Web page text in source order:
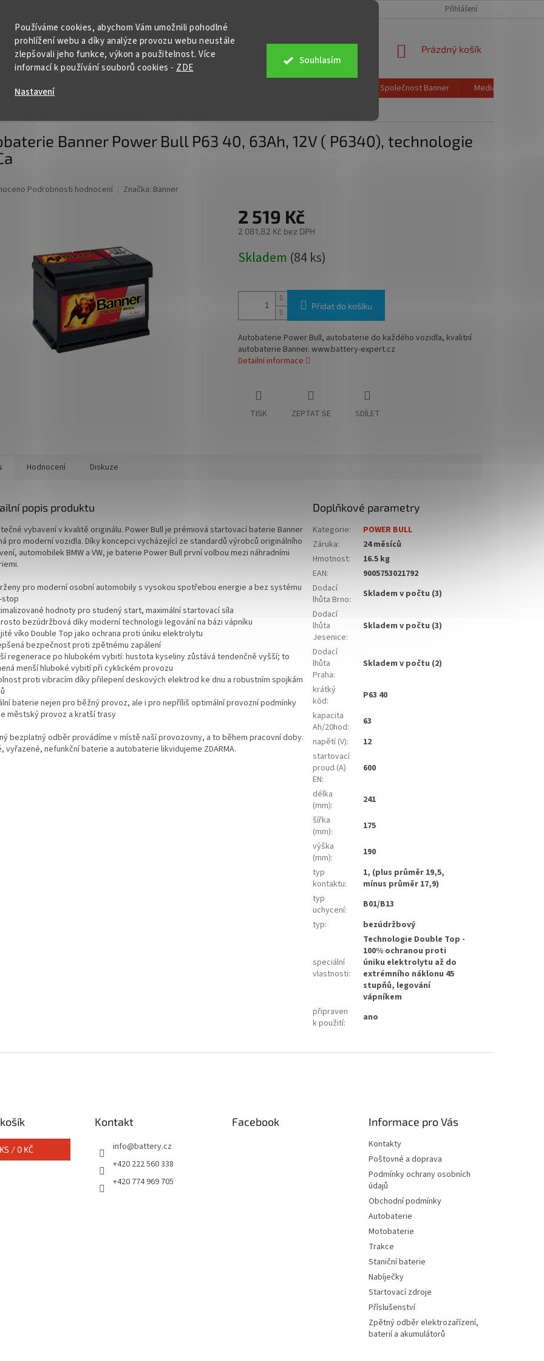
Používáme cookies, abychom Vám umožnili pohodlné
prohlížení webu a díky analýze provozu webu neustále
zlepšovali jeho funkce, výkon a použitelnost. Více
informací k používání souborů cookies - ZDE
Nastavení
Souhlasím
ZPĚTNÝ ODBĚR
Přihlášení
HLEDAT
NÁKUPNÍ
Prázdný košík
baterie Společnost Banner Media info
Banner Power Bull P63 40, 63Ah, 12V ( P6340), technologie
Podrobnosti hodnocení Značka: Banner
2 519 Kč
2 081,82 Kč bez DPH
cena:
Skladem (84 ks)
Přidat do košíku
Autobaterie Power Bull, autobaterie do každého vozidla, kvalitní
autobaterie Banner. www.battery-expert.cz
Detailní informace
TISK ZEPTAT SE SDÍLET
Hodnocení Diskuze
popis produktu
vybavení v kvalitě originálu. Power Bull je prémiová startovací baterie Banner
pro moderní vozidla. Díky koncepci vycházející ze standardů výrobců originálního
automobilek BMW a VW, je baterie Power Bull první volbou mezi náhradními
pro moderní osobní automobily s vysokou spotřebou energie a bez systému
hodnoty pro studený start, maximální startovací síla
bezúdržbová díky moderní technologii legování na bázi vápníku
víko Double Top jako ochrana proti úniku elektrolytu
bezpečnost proti zpětnému zapálení
regenerace po hlubokém vybití: hustota kyseliny zůstává tendenčně vyšší; to
menší hluboké vybití při cyklickém provozu
proti vibracím díky přilepení deskových elektrod ke dnu a robustním spojkám
baterie nejen pro běžný provoz, ale i pro nepříliš optimální provozní podmínky
městský provoz a kratší trasy
bezplatný odběr provádíme v místě naší provozovny, a to během pracovní doby.
vyřazené, nefunkční baterie a autobaterie likvidujeme ZDARMA.
Doplňkové parametry
Kategorie:
POWER BULL
Záruka:
24 měsíců
Hmotnost:
16.5 kg
EAN:
9005753021792
Dodací
lhůta Brno:
Skladem v počtu (3)
Dodací
lhůta
Jesenice:
Skladem v počtu (3)
Dodací
lhůta
Praha:
Skladem v počtu (2)
krátký
kód:
P63 40
kapacita
Ah/20hod:
63
napětí (V):
12
startovací
proud (A)
EN:
600
délka
(mm):
241
šířka
(mm):
175
výška
(mm):
190
typ
kontaktu:
1, (plus průměr 19,5,
mínus průměr 17,9)
typ
uchycení:
B01/B13
typ: bezúdržbový
speciální
vlastnosti:
Technologie Double Top -
100% ochranou proti
úniku elektrolytu až do
extrémního náklonu 45
stupňů, legování
vápníkem
připraven
k použití: ano
/ 0 KČ
Kontakt
info@battery.cz
+420 222 560 338
+420 774 969 705
Facebook Informace pro Vás
Kontakty
Poštovné a doprava
Podmínky ochrany osobních
údajů
Obchodní podmínky
Autobaterie
Motobaterie
Trakce
Staniční baterie
Nabíječky
Startovací zdroje
Příslušenství
Zpětný odběr elektrozařízení,
baterií a akumulátorů